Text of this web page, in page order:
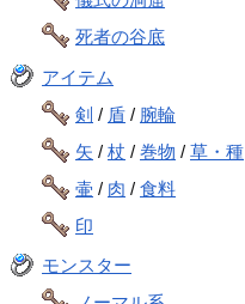
死者の谷底
アイテム
剣 / 盾 / 腕輪
矢 /杖 /巻物 /草・種
壷 / 肉 /食料
印
モンスター